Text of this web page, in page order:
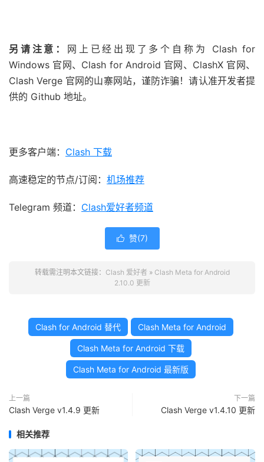
另请注意：
网上已经出现了多个自称为 Clash for
Windows 官网、Clash for Android 官网、ClashX 官网、
Clash Verge 官网的山寨网站，谨防诈骗！请认准开发者提
供的 Github 地址。
更多客户端： Clash 下载
高速稳定的节点/订阅： 机场推荐
Telegram 频道： Clash爱好者频道
 赞(7)
转载需注明本文链接： Clash 爱好者 » Clash Meta for Android
2.10.0 更新
Clash for Android 替代 Clash Meta for Android
Clash Meta for Android 下载
Clash Meta for Android 最新版
上一篇
Clash Verge v1.4.9 更新
下一篇
Clash Verge v1.4.10 更新
相关推荐